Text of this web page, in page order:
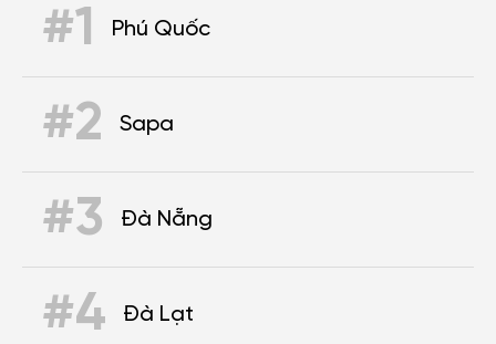
#1 Phú Quốc
#2 Sapa
#3 Đà Nẵng
#4 Đà Lạt